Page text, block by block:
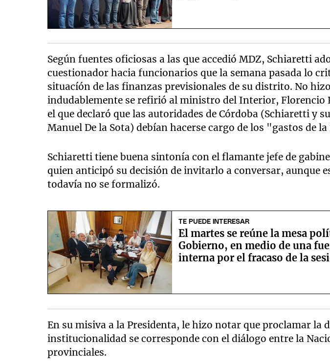
Según fuentes oficiosas a las que accedió MDZ, Schiaretti
cuestionador hacia funcionarios que la semana pasada lo
situacíón de las finanzas previsionales de su distrito. No
indudablemente se refirió al ministro del Interior, Florencio
el que declaró que las autoridades de Córdoba (Schiaretti y
Manuel De la Sota) debían hacerse cargo de los "gastos de
Schiaretti tiene buena sintonía con el flamante jefe de
quien anticipó su decisión de invitarlo a conversar, aunque
todavía no se formalizó.
TE PUEDE INTERESAR
El martes se reúne la mesa
Gobierno, en medio de una
interna por el fracaso de la
En su misiva a la Presidenta, le hizo notar que proclamar la
institucionalidad se corresponde con el diálogo entre la
provinciales.